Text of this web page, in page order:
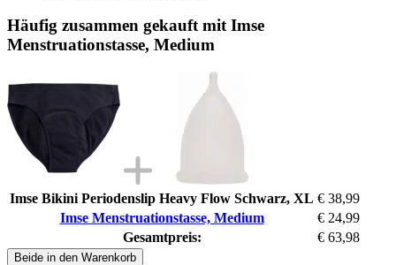
Häufig zusammen gekauft mit Imse
Menstruationstasse, Medium
Imse Bikini Periodenslip Heavy Flow Schwarz, XL € 38,99
Imse Menstruationstasse, Medium
€ 24,99
Gesamtpreis:
€ 63,98
Beide in den Warenkorb